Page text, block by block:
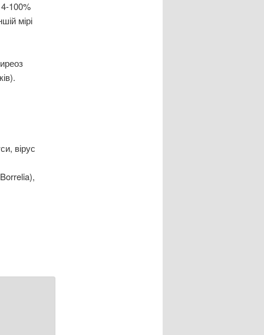
100%
мірі
вірус